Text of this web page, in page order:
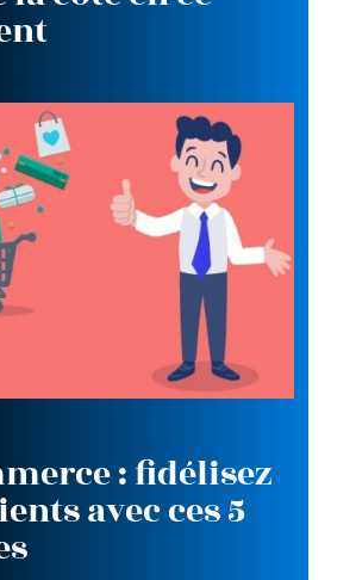
: fidélisez
avec ces 5